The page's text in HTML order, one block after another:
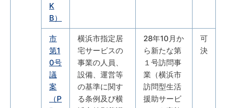
K
B）
市
第1
0号
議
案
（P
横浜市指定居
宅サービスの
事業の人員、
設備、運営等
の基準に関す
る条例及び横
28年10月か
ら新たな第
１号訪問事
業（横浜市
訪問型生活
援助サービ
可
決